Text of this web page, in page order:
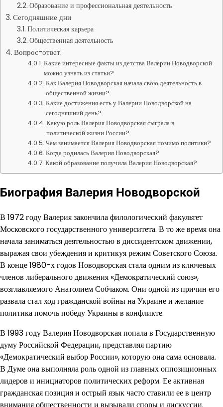
Образование и профессиональная деятельность
Сегодняшние дни
Политическая карьера
Общественная деятельность
Вопрос-ответ:
Какие интересные факты из детства Валерии Новодворской
можно узнать из статьи?
Как Валерия Новодворская начала свою деятельность в
общественной жизни?
Какие достижения есть у Валерии Новодворской на
сегодняшний день?
Какую роль Валерия Новодворская сыграла в
политической жизни России?
Чем занимается Валерия Новодворская помимо политики?
Когда родилась Валерия Новодворская?
Какой образование получила Валерия Новодворская?
Биография Валерия Новодворской
В 1972 году Валерия закончила филологический факультет
Московского государственного университета. В то же время она
начала заниматься деятельностью в диссидентском движении,
выражая свои убеждения и критикуя режим Советского Союза.
В конце 1980-х годов Новодворская стала одним из ключевых
членов либерального движения «Демократический союз»,
возглавляемого Анатолием Собчаком. Они одной из причин его
развала стал ход гражданской войны на Украине и желание
политика помочь победу Украины в конфликте.
В 1993 году Валерия Новодворская попала в Государственную
думу Российской Федерации, представляя партию
«Демократический выбор России», которую она сама основала.
В Думе она выполняла роль одной из главных оппозиционных
лидеров и инициаторов политических реформ. Ее активная
гражданская позиция и острый язык часто ставили ее в центр
внимания общественности и вызывали споры и дискуссии.